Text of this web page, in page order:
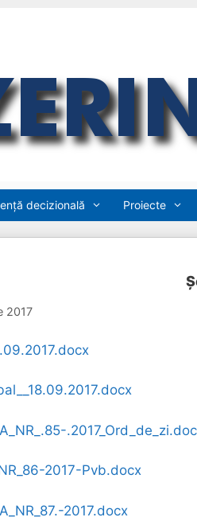
decizională Proiecte
2017
2017-Pvb.docx
2017.docx